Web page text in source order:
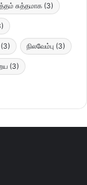
சுத்தமாக (3)
(3) நிலவேம்பு (3)
(3)